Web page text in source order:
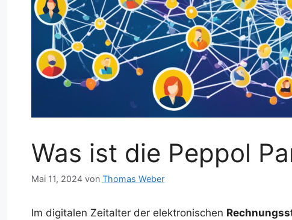
Was ist die Peppol
Mai 11, 2024 von Thomas Weber
Im digitalen Zeitalter der elektronischen